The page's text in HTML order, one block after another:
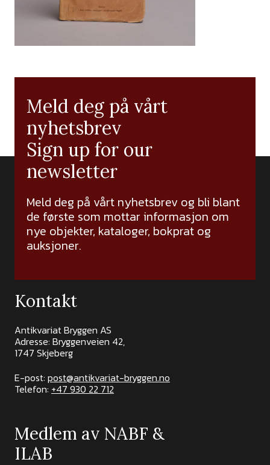
Meld deg på vårt
nyhetsbrev
Sign up for our
newsletter
Meld deg på vårt nyhetsbrev og bli blant
de første som mottar informasjon om
nye objekter, kataloger, bokprat og
auksjoner.
Kontakt
Antikvariat Bryggen AS
Adresse: Bryggenveien 42,
1747 Skjeberg
E-post: post@antikvariat-bryggen.no
Telefon: +47 930 22 712
Medlem av NABF &
ILAB